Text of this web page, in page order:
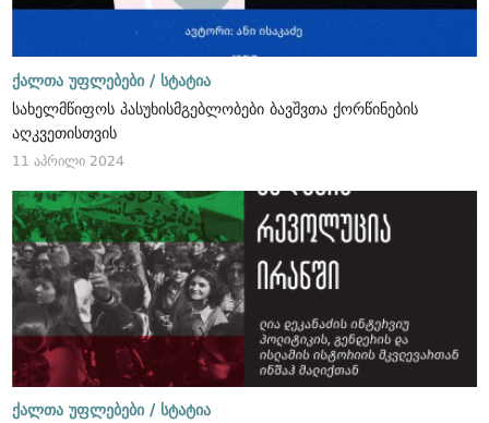
ქალთა უფლებები / სტატია
სახელმწიფოს პასუხისმგებლობები ბავშვთა ქორწინების
აღკვეთისთვის
11 აპრილი 2024
ქალთა უფლებები / სტატია